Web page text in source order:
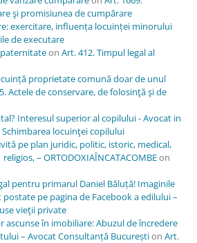
şi promisiunea de cumpărare
exercitare, influența locuinței minorului
de executare
on Art. 412. Timpul legal al
proprietate comună doar de unul
Actele de conservare, de folosinţă şi de
Interesul superior al copilului - Avocat in
Schimbarea locuinţei copilului
pe plan juridic, politic, istoric, medical,
– ORTODOXIAÎNCATACOMBEon
pentru primarul Daniel Băluță! Imaginile
pe pagina de Facebook a edilului –
vieţii private
ascunse în imobiliare: Abuzul de încredere
– Avocat Consultanță Bucureștion Art.